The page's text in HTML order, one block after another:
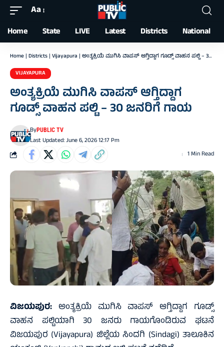
Font
Resizer
Aa
Home State LIVE Latest Districts National
Home | Districts | Vijayapura | ಅಂತ್ಯಕ್ರಿಯೆ ಮುಗಿಸಿ ವಾಪಸ್ ಆಗ್ತಿದ್ದಾಗ ಗೂಡ್ಸ್ ವಾಹನ ಪಲ್ಟಿ – 30 ಜನರಿಗೆ ಗಾಯ
VIJAYAPURA
ಅಂತ್ಯಕ್ರಿಯೆ ಮುಗಿಸಿ ವಾಪಸ್ ಆಗ್ತಿದ್ದಾಗ
ಗೂಡ್ಸ್ ವಾಹನ ಪಲ್ಟಿ – 30 ಜನರಿಗೆ ಗಾಯ
Last Updated: June 6, 2026 12:17 Pm
ByPUBLIC TV
1 Min Read
ವಿಜಯಪುರ: ಅಂತ್ಯಕ್ರಿಯೆ ಮುಗಿಸಿ ವಾಪಸ್ ಆಗ್ತಿದ್ದಾಗ ಗೂಡ್ಸ್
ವಾಹನ ಪಲ್ಟಿಯಾಗಿ 30 ಜನರು ಗಾಯಗೊಂಡಿರುವ ಘಟನೆ
ವಿಜಯಪುರ (Vijayapura) ಜಿಲ್ಲೆಯ ಸಿಂದಗಿ (Sindagi) ತಾಲೂಕಿನ